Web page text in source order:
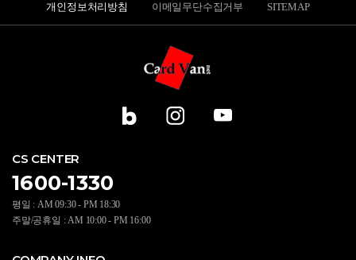
개인정보처리방침 이메일무단수집거부 SITEMAP
CS CENTER
1600-1330
평일 : AM 09:30 - PM 18:30
주말/공휴일 : AM 10:00 - PM 16:00